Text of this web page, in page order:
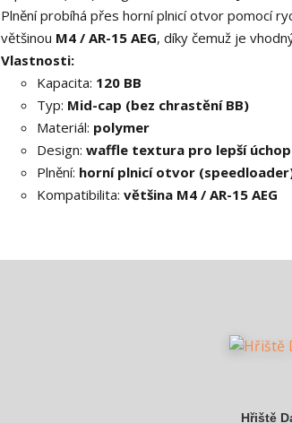
Plnění probíhá přes horní plnicí otvor pomocí
většinou M4 / AR-15 AEG, díky čemuž je
Vlastnosti:
Kapacita: 120 BB
Typ: Mid-cap (bez chrastění BB)
Materiál: polymer
Design: waffle textura pro lepší úchop
Plnění: horní plnicí otvor
Kompatibilita: většina M4 / AR-15 AEG
Hřiště